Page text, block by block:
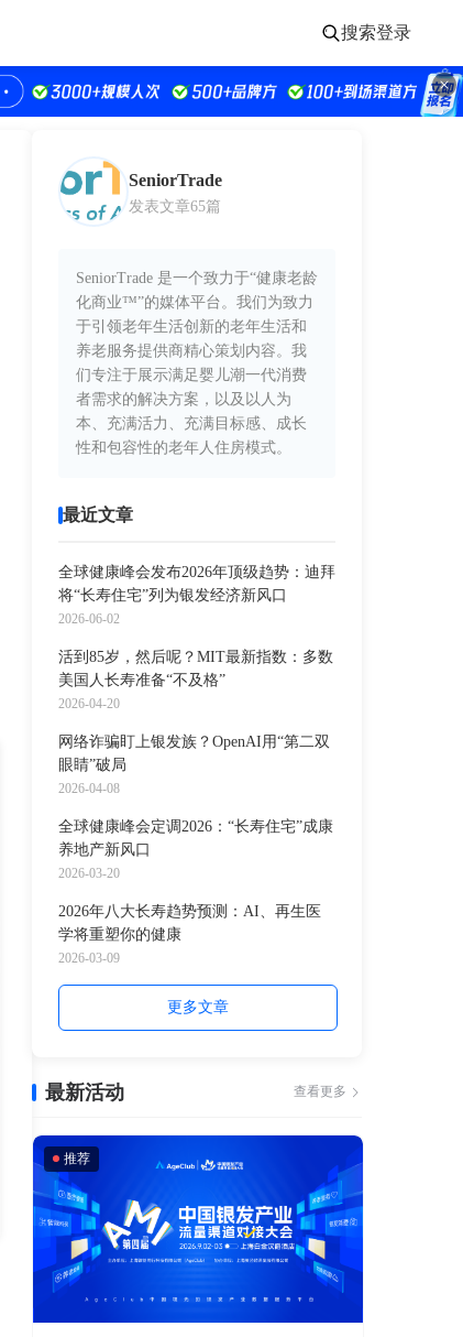
搜索登录
SeniorTrade
发表文章65篇
SeniorTrade 是一个致力于“健康老龄
化商业™”的媒体平台。我们为致力
于引领老年生活创新的老年生活和
养老服务提供商精心策划内容。我
们专注于展示满足婴儿潮一代消费
者需求的解决方案，以及以人为
本、充满活力、充满目标感、成长
性和包容性的老年人住房模式。
最近文章
全球健康峰会发布2026年顶级趋势：迪拜
将“长寿住宅”列为银发经济新风口
2026-06-02
活到85岁，然后呢？MIT最新指数：多数
美国人长寿准备“不及格”
2026-04-20
网络诈骗盯上银发族？OpenAI用“第二双
眼睛”破局
2026-04-08
全球健康峰会定调2026：“长寿住宅”成康
养地产新风口
2026-03-20
2026年八大长寿趋势预测：AI、再生医
学将重塑你的健康
2026-03-09
更多文章
最新活动 查看更多
推荐